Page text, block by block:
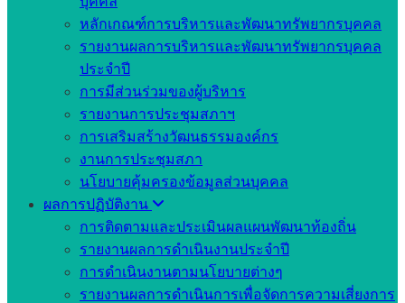
หลักเกณฑ์การบริหารและพัฒนาทรัพยากรบุคคล
รายงานผลการบริหารและพัฒนาทรัพยากรบุคคล
ประจำปี
การมีส่วนร่วมของผู้บริหาร
รายงานการประชุมสภาฯ
การเสริมสร้างวัฒนธรรมองค์กร
งานการประชุมสภา
นโยบายคุ้มครองข้อมูลส่วนบุคคล
ผลการปฏิบัติงาน
การติดตามและประเมินผลแผนพัฒนาท้องถิ่น
รายงานผลการดำเนินงานประจำปี
การดำเนินงานตามนโยบายต่างๆ
รายงานผลการดำเนินการเพื่อจัดการความเสี่ยงการ